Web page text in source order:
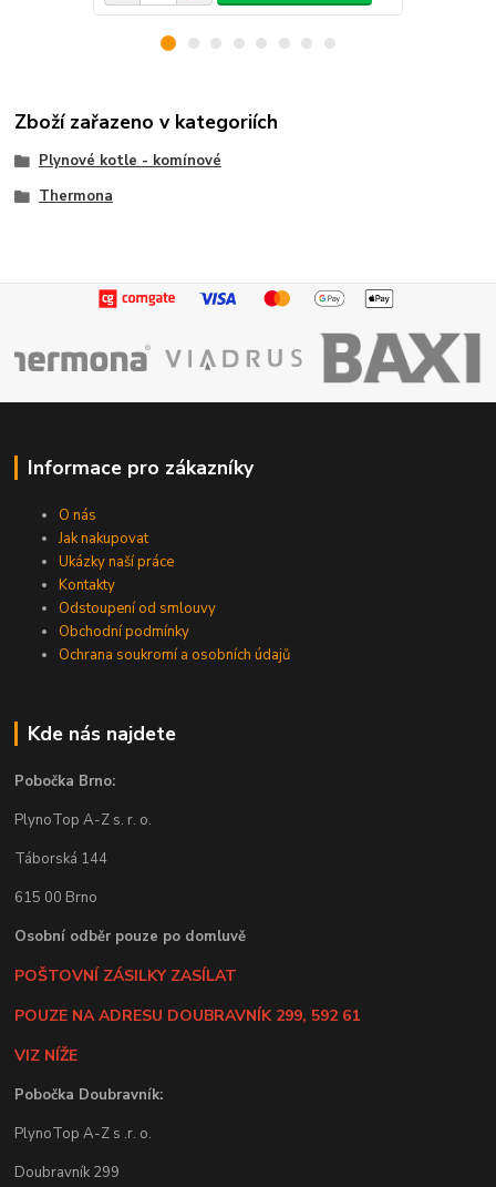
Zboží zařazeno v kategoriích
Plynové kotle - komínové
Thermona
Informace pro zákazníky
O nás
Jak nakupovat
Ukázky naší práce
Kontakty
Odstoupení od smlouvy
Obchodní podmínky
Ochrana soukromí a osobních údajů
Kde nás najdete
Pobočka Brno:
PlynoTop A-Z s. r. o.
Táborská 144
615 00 Brno
Osobní odběr pouze po domluvě
POŠTOVNÍ ZÁSILKY ZASÍLAT
POUZE NA ADRESU DOUBRAVNÍK 299, 592 61
VIZ NÍŽE
Pobočka Doubravník:
PlynoTop A-Z s .r. o.
Doubravník 299